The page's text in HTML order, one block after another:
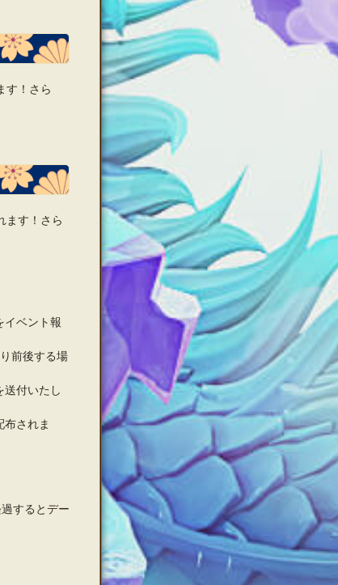
す！さら
ます！さら
イベント報
前後する場
付いたし
されま
するとデー